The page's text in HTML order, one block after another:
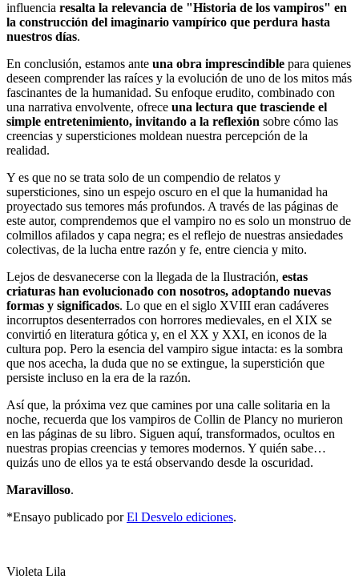
influencia resalta la relevancia de "Historia de los vampiros" en
la construcción del imaginario vampírico que perdura hasta
nuestros días.
En conclusión, estamos ante una obra imprescindible para quienes
deseen comprender las raíces y la evolución de uno de los mitos más
fascinantes de la humanidad. Su enfoque erudito, combinado con
una narrativa envolvente, ofrece una lectura que trasciende el
simple entretenimiento, invitando a la reflexión sobre cómo las
creencias y supersticiones moldean nuestra percepción de la
realidad.
Y es que no se trata solo de un compendio de relatos y
supersticiones, sino un espejo oscuro en el que la humanidad ha
proyectado sus temores más profundos. A través de las páginas de
este autor, comprendemos que el vampiro no es solo un monstruo de
colmillos afilados y capa negra; es el reflejo de nuestras ansiedades
colectivas, de la lucha entre razón y fe, entre ciencia y mito.
Lejos de desvanecerse con la llegada de la Ilustración, estas
criaturas han evolucionado con nosotros, adoptando nuevas
formas y significados. Lo que en el siglo XVIII eran cadáveres
incorruptos desenterrados con horrores medievales, en el XIX se
convirtió en literatura gótica y, en el XX y XXI, en iconos de la
cultura pop. Pero la esencia del vampiro sigue intacta: es la sombra
que nos acecha, la duda que no se extingue, la superstición que
persiste incluso en la era de la razón.
Así que, la próxima vez que camines por una calle solitaria en la
noche, recuerda que los vampiros de Collin de Plancy no murieron
en las páginas de su libro. Siguen aquí, transformados, ocultos en
nuestras propias creencias y temores modernos. Y quién sabe…
quizás uno de ellos ya te está observando desde la oscuridad.
Maravilloso.
*Ensayo publicado porEl Desvelo ediciones.
Violeta Lila